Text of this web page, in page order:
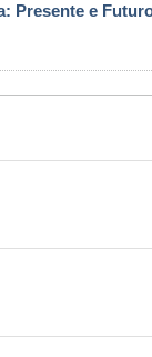
Presente e